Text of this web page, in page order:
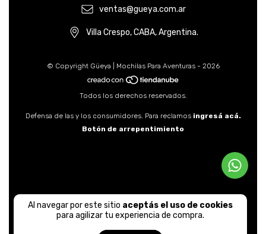
Al navegar por este sitio aceptás el uso de cookies
para agilizar tu experiencia de compra.
ventas@gueya.com.ar
Villa Crespo, CABA, Argentina.
© Copyright Güeya | Mochilas Para Aventuras - 2026
Todos los derechos reservados.
Defensa de las y los consumidores. Para reclamos ingresá acá.
Botón de arrepentimiento